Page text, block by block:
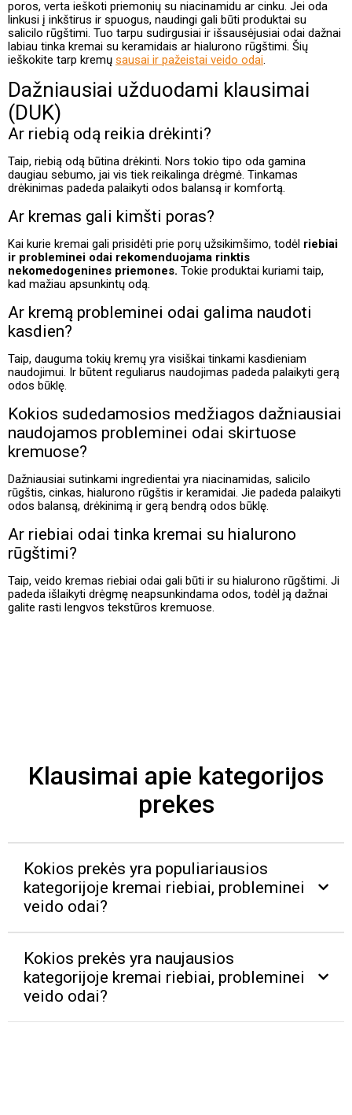
poros, verta ieškoti priemonių su niacinamidu ar cinku. Jei oda
linkusi į inkštirus ir spuogus, naudingi gali būti produktai su
salicilo rūgštimi. Tuo tarpu sudirgusiai ir išsausėjusiai odai dažnai
labiau tinka kremai su keramidais ar hialurono rūgštimi. Šių
ieškokite tarp kremų sausai ir pažeistai veido odai.
Dažniausiai užduodami klausimai
(DUK)
Ar riebią odą reikia drėkinti?
Taip, riebią odą būtina drėkinti. Nors tokio tipo oda gamina
daugiau sebumo, jai vis tiek reikalinga drėgmė. Tinkamas
drėkinimas padeda palaikyti odos balansą ir komfortą.
Ar kremas gali kimšti poras?
Kai kurie kremai gali prisidėti prie porų užsikimšimo, todėl riebiai
ir probleminei odai rekomenduojama rinktis
nekomedogenines priemones. Tokie produktai kuriami taip,
kad mažiau apsunkintų odą.
Ar kremą probleminei odai galima naudoti
kasdien?
Taip, dauguma tokių kremų yra visiškai tinkami kasdieniam
naudojimui. Ir būtent reguliarus naudojimas padeda palaikyti gerą
odos būklę.
Kokios sudedamosios medžiagos dažniausiai
naudojamos probleminei odai skirtuose
kremuose?
Dažniausiai sutinkami ingredientai yra niacinamidas, salicilo
rūgštis, cinkas, hialurono rūgštis ir keramidai. Jie padeda palaikyti
odos balansą, drėkinimą ir gerą bendrą odos būklę.
Ar riebiai odai tinka kremai su hialurono
rūgštimi?
Taip, veido kremas riebiai odai gali būti ir su hialurono rūgštimi. Ji
padeda išlaikyti drėgmę neapsunkindama odos, todėl ją dažnai
galite rasti lengvos tekstūros kremuose.
Klausimai apie kategorijos
prekes
Kokios prekės yra populiariausios
kategorijoje kremai riebiai, probleminei
veido odai?
Kokios prekės yra naujausios
kategorijoje kremai riebiai, probleminei
veido odai?